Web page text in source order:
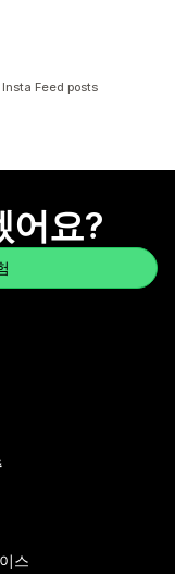
Feed posts
어요?
스